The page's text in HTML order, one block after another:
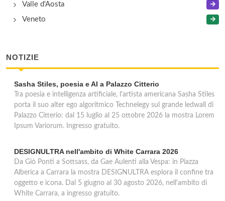
Valle d'Aosta
Veneto
NOTIZIE
Sasha Stiles, poesia e AI a Palazzo Citterio
Tra poesia e intelligenza artificiale, l'artista americana Sasha Stiles
porta il suo alter ego algoritmico Technelegy sul grande ledwall di
Palazzo Citterio: dal 15 luglio al 25 ottobre 2026 la mostra Lorem
Ipsum Variorum. Ingresso gratuito.
DESIGNULTRA nell'ambito di White Carrara 2026
Da Giò Ponti a Sottsass, da Gae Aulenti alla Vespa: in Piazza
Alberica a Carrara la mostra DESIGNULTRA esplora il confine tra
oggetto e icona. Dal 5 giugno al 30 agosto 2026, nell'ambito di
White Carrara, a ingresso gratuito.